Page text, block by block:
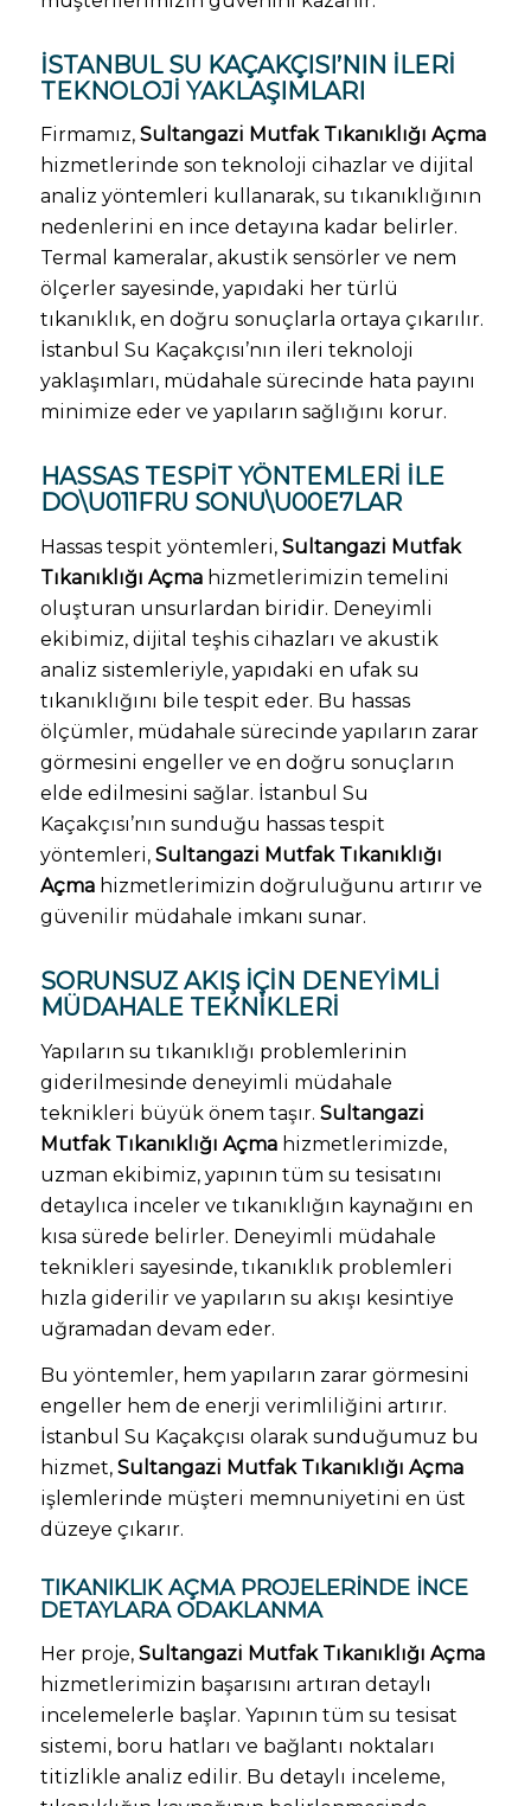
İSTANBUL SU KAÇAKÇISI’NIN İLERI
TEKNOLOJI YAKLAŞIMLARI
Firmamız, Sultangazi Mutfak Tıkanıklığı Açma
hizmetlerinde son teknoloji cihazlar ve dijital
analiz yöntemleri kullanarak, su tıkanıklığının
nedenlerini en ince detayına kadar belirler.
Termal kameralar, akustik sensörler ve nem
ölçerler sayesinde, yapıdaki her türlü
tıkanıklık, en doğru sonuçlarla ortaya çıkarılır.
İstanbul Su Kaçakçısı’nın ileri teknoloji
yaklaşımları, müdahale sürecinde hata payını
minimize eder ve yapıların sağlığını korur.
HASSAS TESPIT YÖNTEMLERI ILE
DO\U011FRU SONU\U00E7LAR
Hassas tespit yöntemleri, Sultangazi Mutfak
Tıkanıklığı Açmahizmetlerimizin temelini
oluşturan unsurlardan biridir. Deneyimli
ekibimiz, dijital teşhis cihazları ve akustik
analiz sistemleriyle, yapıdaki en ufak su
tıkanıklığını bile tespit eder. Bu hassas
ölçümler, müdahale sürecinde yapıların zarar
görmesini engeller ve en doğru sonuçların
elde edilmesini sağlar. İstanbul Su
Kaçakçısı’nın sunduğu hassas tespit
yöntemleri, Sultangazi Mutfak Tıkanıklığı
Açmahizmetlerimizin doğruluğunu artırır ve
güvenilir müdahale imkanı sunar.
SORUNSUZ AKIŞ İÇIN DENEYIMLI
MÜDAHALE TEKNIKLERI
Yapıların su tıkanıklığı problemlerinin
giderilmesinde deneyimli müdahale
teknikleri büyük önem taşır. Sultangazi
Mutfak Tıkanıklığı Açmahizmetlerimizde,
uzman ekibimiz, yapının tüm su tesisatını
detaylıca inceler ve tıkanıklığın kaynağını en
kısa sürede belirler. Deneyimli müdahale
teknikleri sayesinde, tıkanıklık problemleri
hızla giderilir ve yapıların su akışı kesintiye
uğramadan devam eder.
Bu yöntemler, hem yapıların zarar görmesini
engeller hem de enerji verimliliğini artırır.
İstanbul Su Kaçakçısı olarak sunduğumuz bu
hizmet, Sultangazi Mutfak Tıkanıklığı Açma
işlemlerinde müşteri memnuniyetini en üst
düzeye çıkarır.
TIKANIKLIK AÇMA PROJELERINDE İNCE
DETAYLARA ODAKLANMA
Her proje, Sultangazi Mutfak Tıkanıklığı Açma
hizmetlerimizin başarısını artıran detaylı
incelemelerle başlar. Yapının tüm su tesisat
sistemi, boru hatları ve bağlantı noktaları
titizlikle analiz edilir. Bu detaylı inceleme,